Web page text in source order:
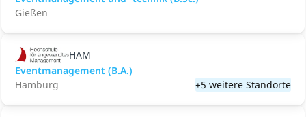
Gießen
HAM
Eventmanagement (B.A.)
Hamburg
+5 weitere Standorte